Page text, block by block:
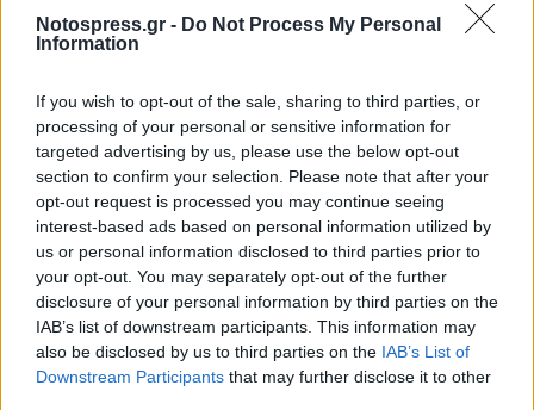
Notospress.gr - Do Not Process My Personal
Information
If you wish to opt-out of the sale, sharing to third parties, or
processing of your personal or sensitive information for
targeted advertising by us, please use the below opt-out
section to confirm your selection. Please note that after your
opt-out request is processed you may continue seeing
interest-based ads based on personal information utilized by
us or personal information disclosed to third parties prior to
your opt-out. You may separately opt-out of the further
disclosure of your personal information by third parties on the
IAB’s list of downstream participants. This information may
also be disclosed by us to third parties on the IAB’s List of
Downstream Participants that may further disclose it to other
Σχετικά Άρθρα